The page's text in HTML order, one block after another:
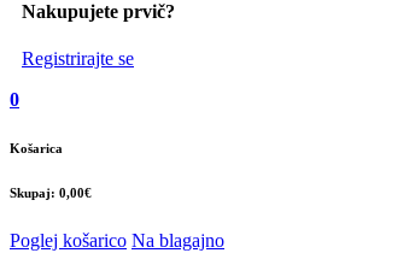
Nakupujete prvič?
Registrirajte se
0
Košarica
Skupaj: 0,00€
Poglej košarico Na blagajno